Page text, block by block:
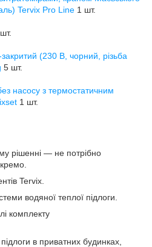
Tervix Pro Line 1 шт.
(230 В, чорний, різьба
5 шт.
насосу з термостатичним
1 шт.
рішенні — не потрібно
Tervix.
водяної теплої підлоги.
комплекту
в приватних будинках,